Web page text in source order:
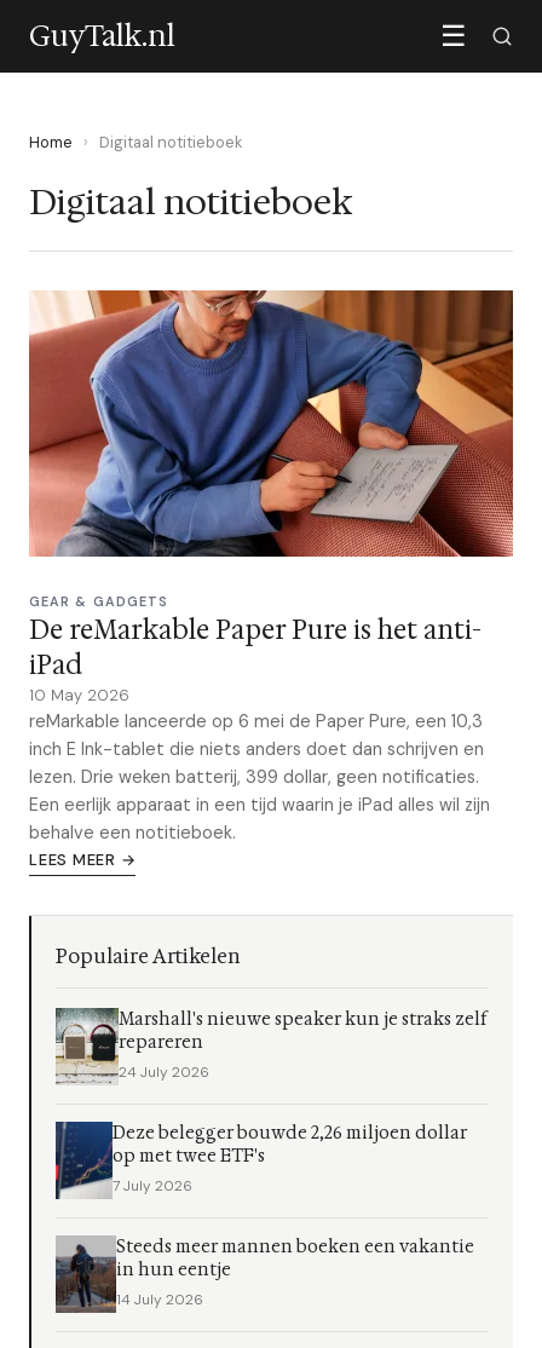
GuyTalk.nl ☰
Home › Digitaal notitieboek
Digitaal notitieboek
GEAR & GADGETS
De reMarkable Paper Pure is het anti-
iPad
10 May 2026
reMarkable lanceerde op 6 mei de Paper Pure, een 10,3
inch E Ink-tablet die niets anders doet dan schrijven en
lezen. Drie weken batterij, 399 dollar, geen notificaties.
Een eerlijk apparaat in een tijd waarin je iPad alles wil zijn
behalve een notitieboek.
LEES MEER →
Populaire Artikelen
Marshall's nieuwe speaker kun je straks zelf
repareren
24 July 2026
Deze belegger bouwde 2,26 miljoen dollar
op met twee ETF's
7 July 2026
Steeds meer mannen boeken een vakantie
in hun eentje
14 July 2026